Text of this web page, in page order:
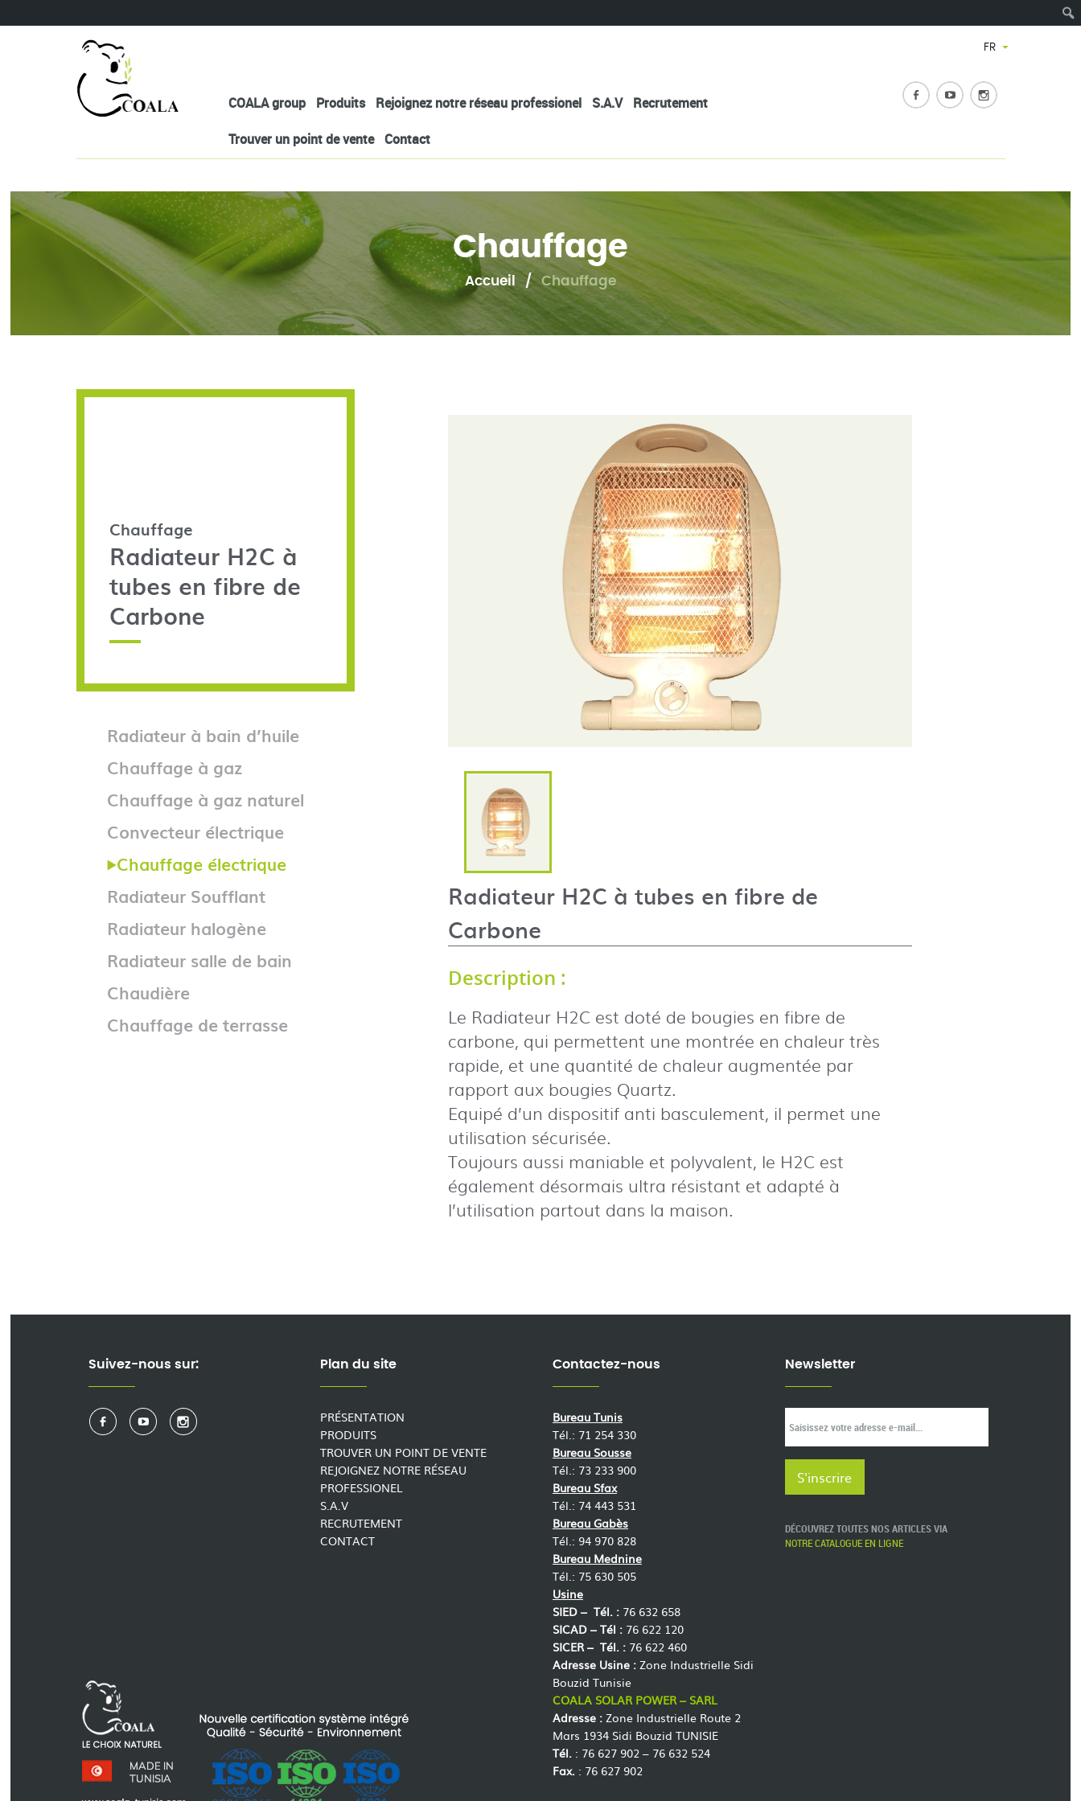
COALA group Produits Rejoignez notre réseau professionel S.A.V Recrutement
Trouver un point de vente Contact
Chauffage
Accueil / Chauffage
Chauffage
Radiateur H2C à
tubes en fibre de
Carbone
Radiateur à bain d’huile
Chauffage à gaz
Chauffage à gaz naturel
Convecteur électrique
Chauffage électrique
Radiateur Soufflant
Radiateur halogène
Radiateur salle de bain
Chaudière
Chauffage de terrasse
Radiateur H2C à tubes en fibre de
Carbone
Description :
Le Radiateur H2C est doté de bougies en fibre de
carbone, qui permettent une montrée en chaleur très
rapide, et une quantité de chaleur augmentée par
rapport aux bougies Quartz.
Equipé d’un dispositif anti basculement, il permet une
utilisation sécurisée.
Toujours aussi maniable et polyvalent, le H2C est
également désormais ultra résistant et adapté à
l’utilisation partout dans la maison.
Suivez-nous sur: Plan du site
PRÉSENTATION
PRODUITS
TROUVER UN POINT DE VENTE
REJOIGNEZ NOTRE RÉSEAU
PROFESSIONEL
S.A.V
RECRUTEMENT
CONTACT
Contactez-nous
Bureau Tunis
Tél.: 71 254 330
Bureau Sousse
Tél.: 73 233 900
Bureau Sfax
Tél.: 74 443 531
Bureau Gabès
Tél.: 94 970 828
Bureau Mednine
Tél.: 75 630 505
Usine
SIED – Tél. : 76 632 658
SICAD – Tél : 76 622 120
SICER – Tél. : 76 622 460
Adresse Usine : Zone Industrielle Sidi
Bouzid Tunisie
COALA SOLAR POWER – SARL
Adresse : Zone Industrielle Route 2
Mars 1934 Sidi Bouzid TUNISIE
Tél. : 76 627 902 – 76 632 524
Fax. : 76 627 902
Newsletter
DÉCOUVREZ TOUTES NOS ARTICLES VIA
NOTRE CATALOGUE EN LIGNE